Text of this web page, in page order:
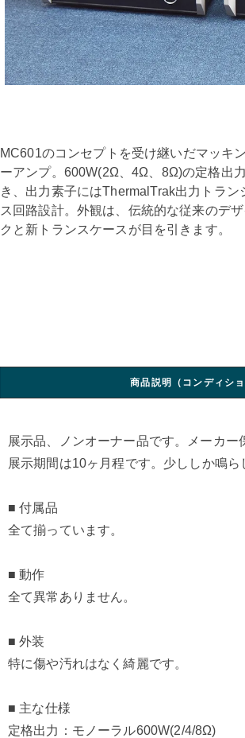
MC601のコンセプトを受け継いだマッキ
ーアンプ。600W(2Ω、4Ω、8Ω)の定格出
き、出力素子にはThermalTrak出力トラ
ス回路設計。外観は、伝統的な従来のデ
クと新トランスケースが目を引きます。
商品説明（コンディショ
展示品、ノンオーナー品です。メーカー
展示期間は10ヶ月程です。少ししか鳴
■ 付属品
全て揃っています。
■ 動作
全て異常ありません。
■ 外装
特に傷や汚れはなく綺麗です。
■ 主な仕様
定格出力：モノーラル600W(2/4/8Ω)